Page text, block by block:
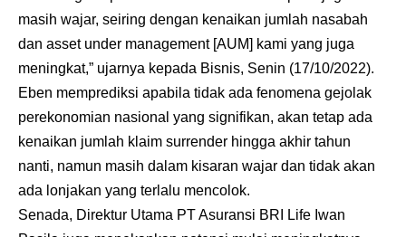
masih wajar, seiring dengan kenaikan jumlah nasabah
dan asset under management [AUM] kami yang juga
meningkat,” ujarnya kepada Bisnis, Senin (17/10/2022).
Eben memprediksi apabila tidak ada fenomena gejolak
perekonomian nasional yang signifikan, akan tetap ada
kenaikan jumlah klaim surrender hingga akhir tahun
nanti, namun masih dalam kisaran wajar dan tidak akan
ada lonjakan yang terlalu mencolok.
Senada, Direktur Utama PT Asuransi BRI Life Iwan